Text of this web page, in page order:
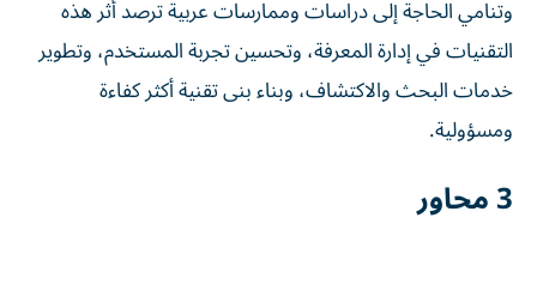
وتنامي الحاجة إلى دراسات وممارسات عربية ترصد أثر هذه
التقنيات في إدارة المعرفة، وتحسين تجربة المستخدم، وتطوير
خدمات البحث والاكتشاف، وبناء بنى تقنية أكثر كفاءة
ومسؤولية.
3 محاور